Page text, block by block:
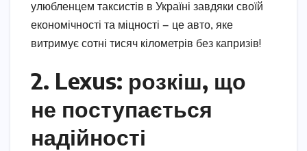
улюбленцем таксистів в Україні завдяки своїй
економічності та міцності — це авто, яке
витримує сотні тисяч кілометрів без капризів!
2. Lexus: розкіш, що
не поступається
надійності